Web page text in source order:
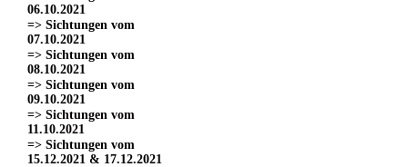
06.10.2021
=> Sichtungen vom
07.10.2021
=> Sichtungen vom
08.10.2021
=> Sichtungen vom
09.10.2021
=> Sichtungen vom
11.10.2021
=> Sichtungen vom
15.12.2021 & 17.12.2021